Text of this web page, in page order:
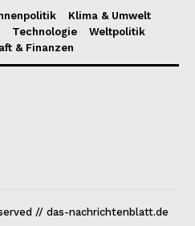
Klima & Umwelt
Technologie
Weltpolitik
& Finanzen
// das-nachrichtenblatt.de